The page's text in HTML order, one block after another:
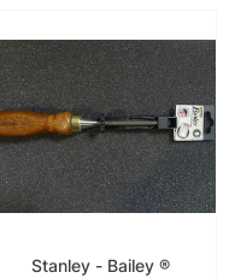
Stanley - Bailey ®